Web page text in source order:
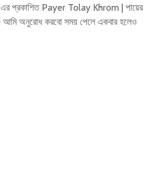
প্রকাশিত Payer Tolay Khrom | পায়ের
আমি অনুরোধ করবো সময় পেলে একবার হলেও